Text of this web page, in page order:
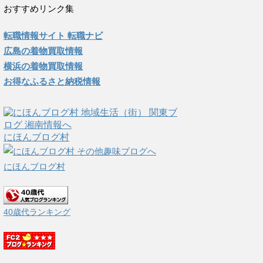
おすすめリンク集
転職情報サイト 転職ナビ
広島の着物買取情報
横浜の着物買取情報
お得なふるさと納税情報
にほんブログ村
にほんブログ村
40歳代ランキング